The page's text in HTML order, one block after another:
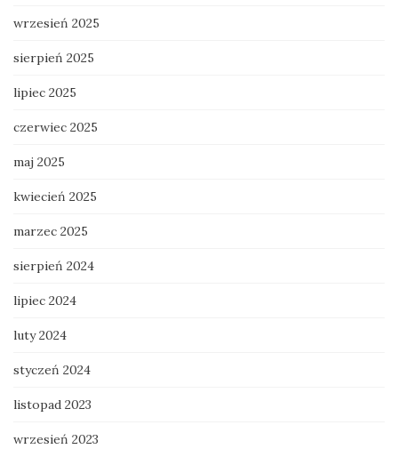
wrzesień 2025
sierpień 2025
lipiec 2025
czerwiec 2025
maj 2025
kwiecień 2025
marzec 2025
sierpień 2024
lipiec 2024
luty 2024
styczeń 2024
listopad 2023
wrzesień 2023